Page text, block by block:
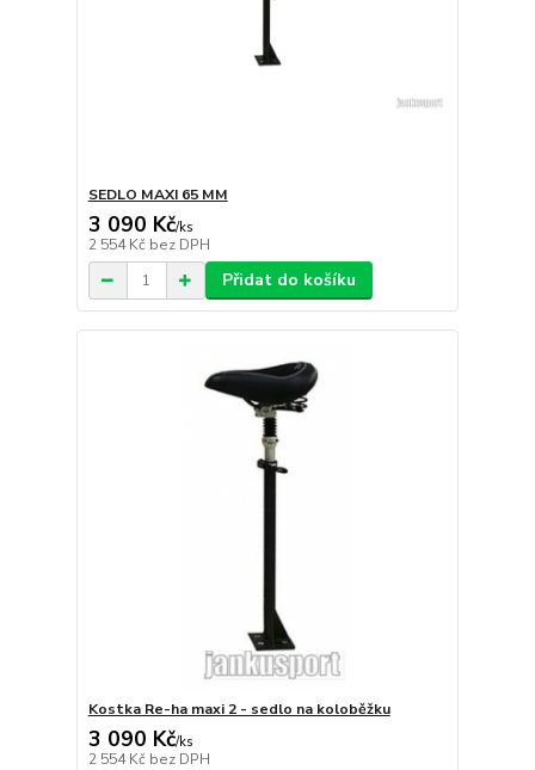
SEDLO MAXI 65 MM
3 090 Kč/ks
2 554 Kč bez DPH
Přidat do košíku
Kostka Re-ha maxi 2 - sedlo na koloběžku
3 090 Kč/ks
2 554 Kč bez DPH